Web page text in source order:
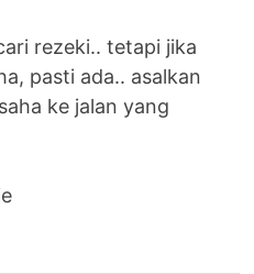
rezeki.. tetapi jika
pasti ada.. asalkan
ke jalan yang